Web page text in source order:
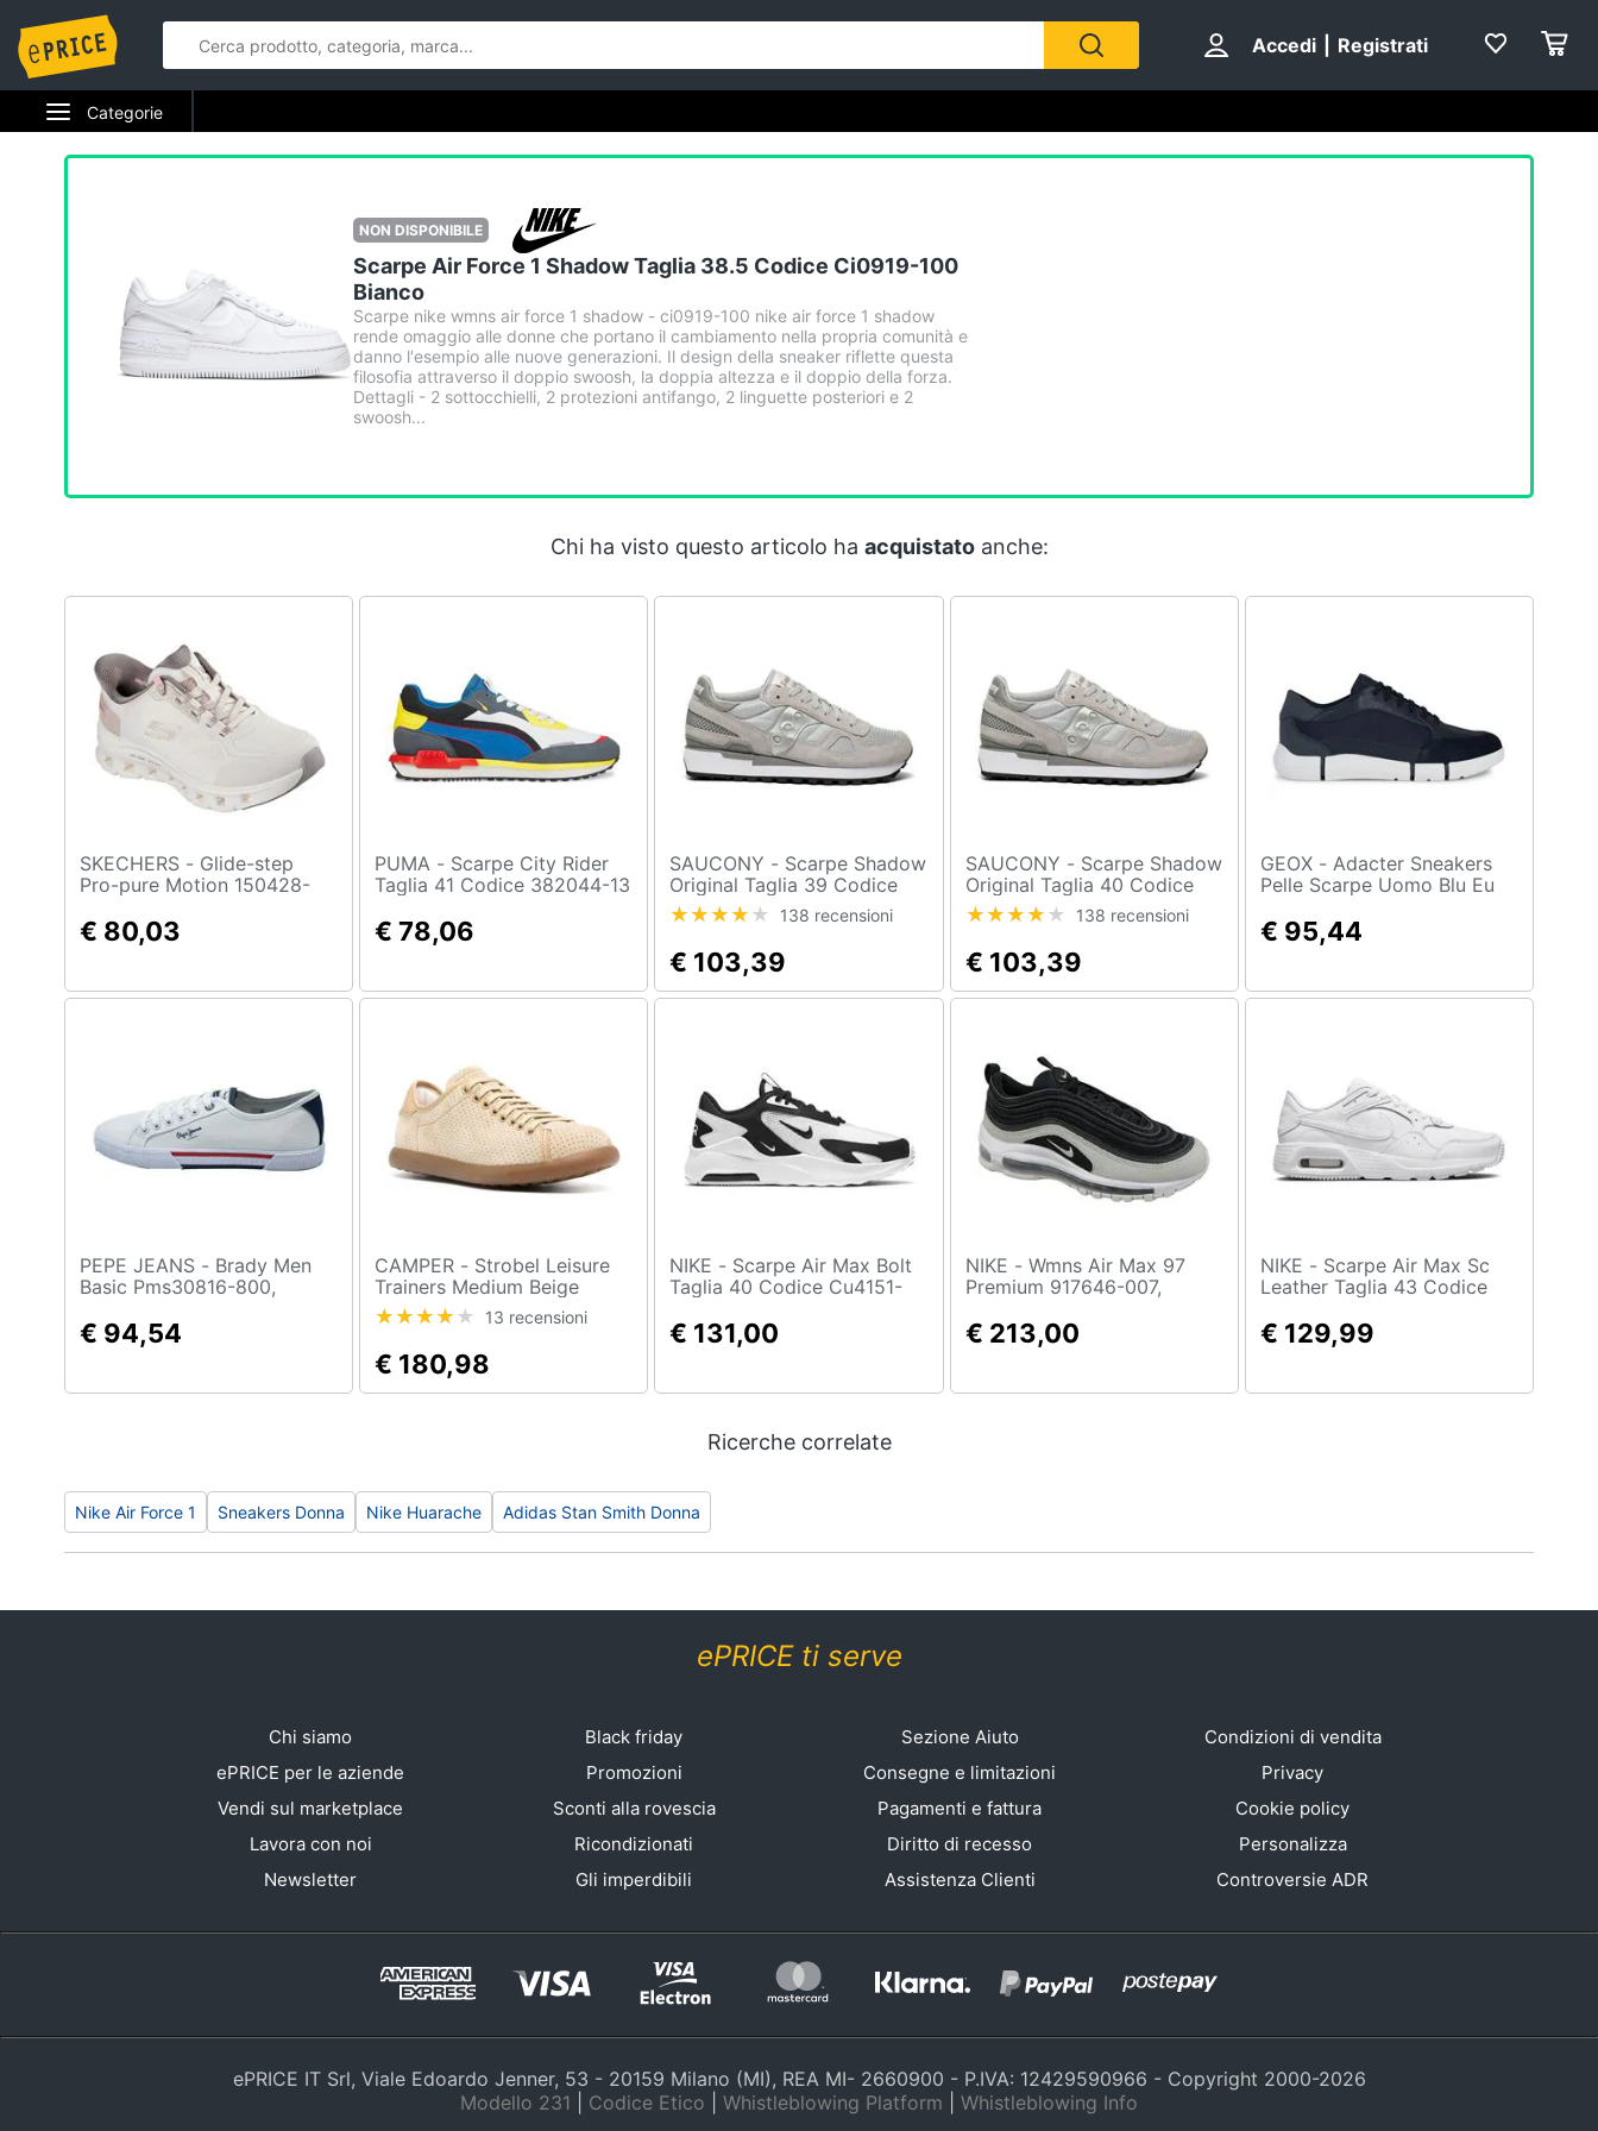
Accedi Registrati
Categorie
Elettrodomestici
Tv e Home Cinema
Smart home
Brico e Giardinaggio
Salute e igiene
Beauty
Prima infanzia
Animali
Motori
Festività e ricorrenze
Promozioni
NON DISPONIBILE
Scarpe Air Force 1 Shadow Taglia 38.5 Codice Ci0919-100
Bianco
Scarpe nike wmns air force 1 shadow - ci0919-100 nike air force 1 shadow
rende omaggio alle donne che portano il cambiamento nella propria comunità e
danno l'esempio alle nuove generazioni. Il design della sneaker riflette questa
filosofia attraverso il doppio swoosh, la doppia altezza e il doppio della forza.
Dettagli - 2 sottocchielli, 2 protezioni antifango, 2 linguette posteriori e 2
swoosh...
Chi ha visto questo articolo ha acquistatoanche:
SKECHERS - Glide-step
Pro-pure Motion 150428-
€ 80,03
PUMA - Scarpe City Rider
Taglia 41 Codice 382044-13
€ 78,06
SAUCONY - Scarpe Shadow
Original Taglia 39 Codice
S1108-803 Grigio138 recensioni
€ 103,39
SAUCONY - Scarpe Shadow
Original Taglia 40 Codice
S1108-803 Grigio138 recensioni
€ 103,39
GEOX - Adacter Sneakers
Pelle Scarpe Uomo Blu Eu
€ 95,44
PEPE JEANS - Brady Men
Basic Pms30816-800,
€ 94,54
CAMPER - Strobel Leisure
Trainers Medium Beige
Sneakers Pelle Scarpe
Donna Beige Eu 37,
K201668-006
13 recensioni
€ 180,98
NIKE - Scarpe Air Max Bolt
Taglia 40 Codice Cu4151-
€ 131,00
NIKE - Wmns Air Max 97
Premium 917646-007,
Numero: 40,5 Eu
€ 213,00
NIKE - Scarpe Air Max Sc
Leather Taglia 43 Codice
€ 129,99
Ricerche correlate
Nike Air Force 1 Sneakers Donna Nike Huarache Adidas Stan Smith Donna
ePRICE ti serve
Chi siamo
ePRICE per le aziende
Vendi sul marketplace
Lavora con noi
Newsletter
Black friday
Promozioni
Sconti alla rovescia
Ricondizionati
Gli imperdibili
Sezione Aiuto
Consegne e limitazioni
Pagamenti e fattura
Diritto di recesso
Assistenza Clienti
Condizioni di vendita
Privacy
Cookie policy
Personalizza
Controversie ADR
ePRICE IT Srl, Viale Edoardo Jenner, 53 - 20159 Milano (MI), REA MI- 2660900 - P.IVA: 12429590966 - Copyright 2000-2026
Modello 231
Codice Etico Whistleblowing Platform Whistleblowing Info